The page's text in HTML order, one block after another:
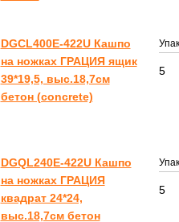
DGCL400E-422U Кашпо
на ножках ГРАЦИЯ ящик
39*19,5, выс.18,7см
бетон (concrete)
5
DGQL240E-422U Кашпо
на ножках ГРАЦИЯ
квадрат 24*24,
выс.18,7см бетон
5